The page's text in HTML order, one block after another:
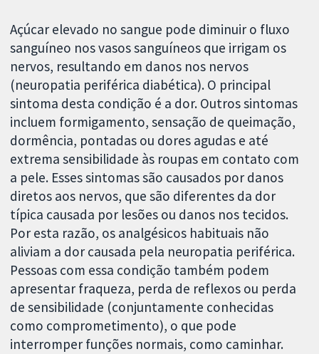
Açúcar elevado no sangue pode diminuir o fluxo
sanguíneo nos vasos sanguíneos que irrigam os
nervos, resultando em danos nos nervos
(neuropatia periférica diabética). O principal
sintoma desta condição é a dor. Outros sintomas
incluem formigamento, sensação de queimação,
dormência, pontadas ou dores agudas e até
extrema sensibilidade às roupas em contato com
a pele. Esses sintomas são causados ​​por danos
diretos aos nervos, que são diferentes da dor
típica causada por lesões ou danos nos tecidos.
Por esta razão, os analgésicos habituais não
aliviam a dor causada pela neuropatia periférica.
Pessoas com essa condição também podem
apresentar fraqueza, perda de reflexos ou perda
de sensibilidade (conjuntamente conhecidas
como comprometimento), o que pode
interromper funções normais, como caminhar.